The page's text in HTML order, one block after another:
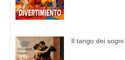
Il tango dei sogni